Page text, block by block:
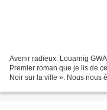
Avenir radieux. Louarnig
Premier roman que je lis de
Noir sur la ville ». Nous nous